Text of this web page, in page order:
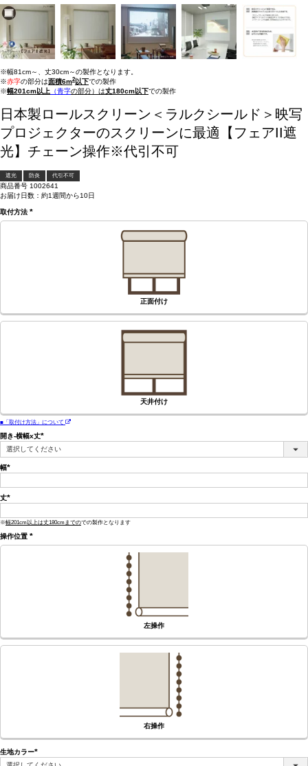
※幅81cm～、丈30cm～の製作となります。
※赤字の部分は面積6m2以下での製作
※幅201cm以上 （青字の部分）は丈180cm以下での製作
日本製ロールスクリーン＜ラルクシールド＞映写
プロジェクターのスクリーンに最適【フェアII遮
光】チェーン操作※代引不可
遮光 防炎 代引不可
商品番号 1002641
お届け日数：約1週間から10日
取付方法
(必
正面付け
天井付け
■「取付け方法」について
開き-横幅x丈
(必
須)
幅
須)
丈
須)
※幅201cm以上は丈180cmまでのでの製作となります
操作位置
(必
左操作
右操作
生地カラー
(必